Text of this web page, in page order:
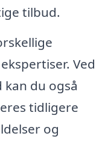
tilbud.
Ved
du også
tidligere
og